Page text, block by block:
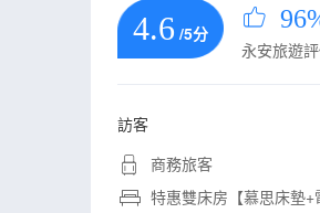
4.6 /5分
永安旅遊
訪客
商務旅客
特惠雙床房【慕思床墊+